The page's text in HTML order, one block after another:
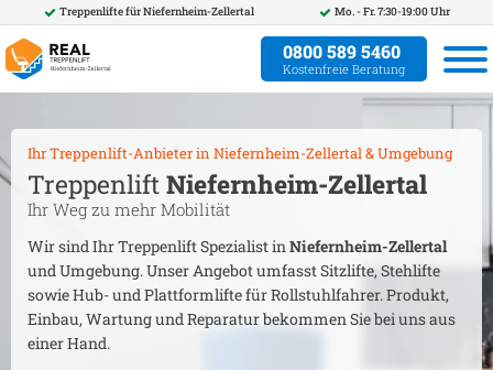
Treppenlifte fürNiefernheim-Zellertal Mo. - Fr. 7:30-19:00 Uhr
0800 589 5460
Kostenfreie Beratung
Ihr Treppenlift-Anbieter in Niefernheim-Zellertal& Umgebung
Treppenlift Niefernheim-Zellertal
Ihr Weg zu mehr Mobilität
Wir sind Ihr Treppenlift Spezialist inNiefernheim-Zellertal
und Umgebung. Unser Angebot umfasst Sitzlifte, Stehlifte
sowie Hub- und Plattformlifte für Rollstuhlfahrer. Produkt,
Einbau, Wartung und Reparatur bekommen Sie bei uns aus
einer Hand.